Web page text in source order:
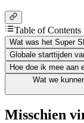
Table of Contents
Wat was het Super
Globale starttijden
Hoe doe ik mee aan
Wat we
Misschien